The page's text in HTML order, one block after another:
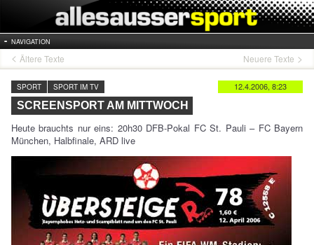
NAVIGATION
Ältere Texte Neuere Texte
12.4.2006, 8:23
SPORT SPORT IM TV
SCREENSPORT AM MITTWOCH
Heute brauchts nur eins: 20h30 DFB-Pokal FC St. Pauli – FC Bayern
München, Halbfinale, ARD live